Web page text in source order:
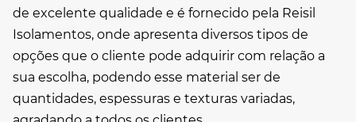
de excelente qualidade e é fornecido pela Reisil
Isolamentos, onde apresenta diversos tipos de
opções que o cliente pode adquirir com relação a
sua escolha, podendo esse material ser de
quantidades, espessuras e texturas variadas,